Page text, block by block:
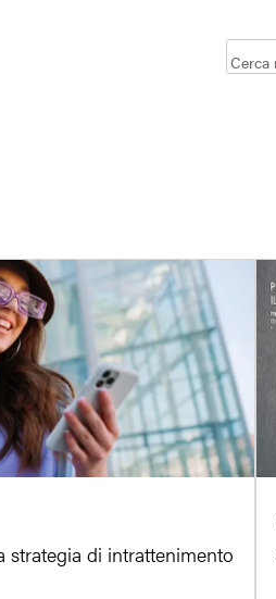
di intrattenimento